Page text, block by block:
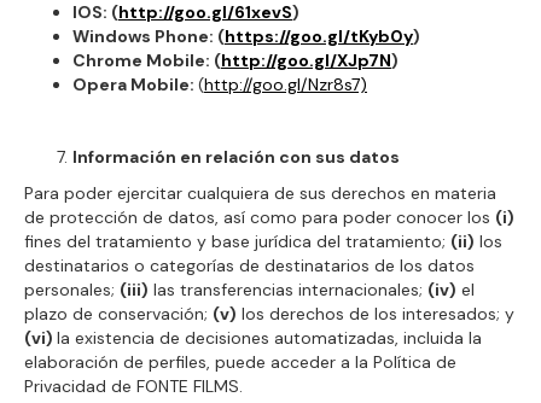
IOS: (http://goo.gl/61xevS)
Windows Phone: (https://goo.gl/tKyb0y)
Chrome Mobile: (http://goo.gl/XJp7N)
Opera Mobile: (http://goo.gl/Nzr8s7)
Información en relación con sus datos
Para poder ejercitar cualquiera de sus derechos en materia
de protección de datos, así como para poder conocer los (i)
fines del tratamiento y base jurídica del tratamiento; (ii) los
destinatarios o categorías de destinatarios de los datos
personales; (iii) las transferencias internacionales; (iv) el
plazo de conservación; (v) los derechos de los interesados; y
(vi) la existencia de decisiones automatizadas, incluida la
elaboración de perfiles, puede acceder a la Política de
Privacidad de FONTE FILMS.